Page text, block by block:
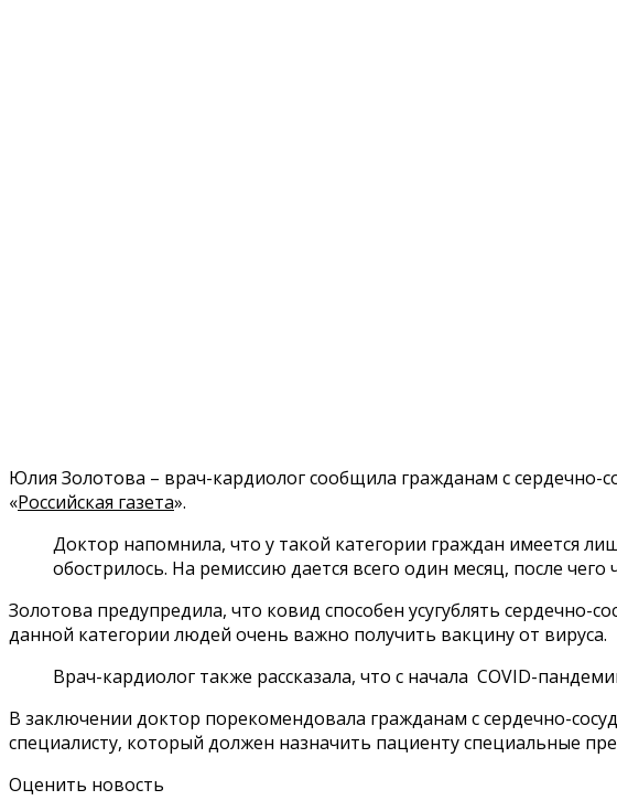
Юлия Золотова – врач-кардиолог сообщила гражданам с сердечно-
«Российская газета».
Доктор напомнила, что у такой категории граждан имеется
обострилось. На ремиссию дается всего один месяц, после
Золотова предупредила, что ковид способен усугублять сердечно-
данной категории людей очень важно получить вакцину от вируса.
Врач-кардиолог также рассказала, что с начала COVID-
В заключении доктор порекомендовала гражданам с сердечно-
специалисту, который должен назначить пациенту специальные
Оценить новость